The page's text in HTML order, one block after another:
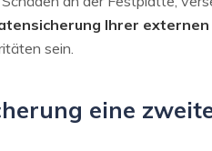
Ihrer
sein.
eine